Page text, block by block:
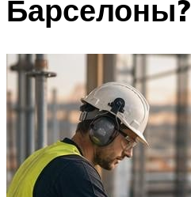
Барселоны?